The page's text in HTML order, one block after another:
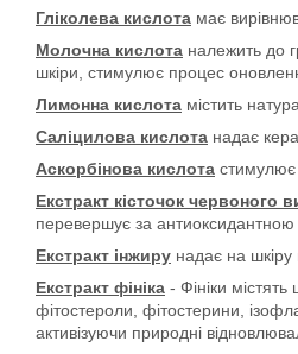
Гліколева кислота має
Молочна кислота належить до
шкіри, стимулює процес
Лимонна кислота містить
Саліцилова кислота надає
Аскорбінова кислота стимулює
Екстракт кісточок червоного
перевершує за антиоксидантною
Екстракт інжиру надає на шкіру
Екстракт фініка - Фініки
фітостероли, фітостерини,
активізуючи природні